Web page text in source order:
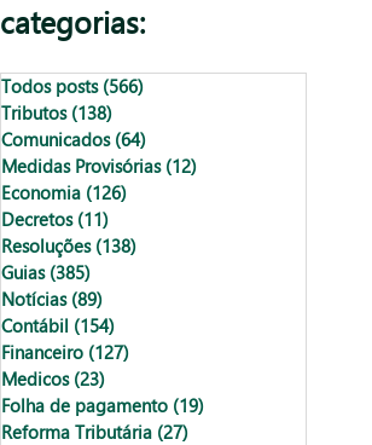
categorias:
Todos posts (566)
Tributos (138)
Comunicados (64)
Medidas Provisórias (12)
Economia (126)
Decretos (11)
Resoluções (138)
Guias (385)
Notícias (89)
Contábil (154)
Financeiro (127)
Medicos (23)
Folha de pagamento (19)
Reforma Tributária (27)